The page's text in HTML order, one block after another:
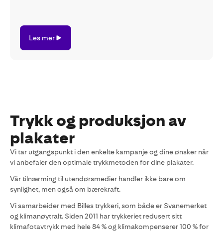
mer
Les mer
Trykk og produksjon av
plakater
Vi tar utgangspunkt i den enkelte kampanje og dine ønsker når
vi anbefaler den optimale trykkmetoden for dine plakater.
Vår tilnærming til utendørsmedier handler ikke bare om
synlighet, men også om bærekraft.
Vi samarbeider med Billes trykkeri, som både er Svanemerket
og klimanøytralt. Siden 2011 har trykkeriet redusert sitt
klimafotavtrykk med hele 84 % og klimakompenserer 100 % for